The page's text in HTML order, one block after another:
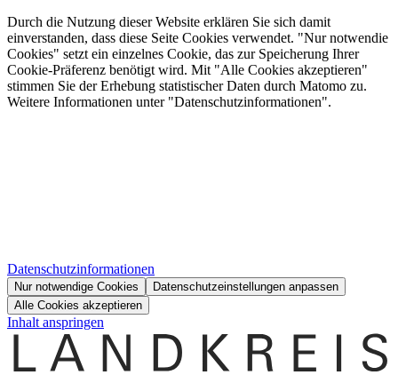
Durch die Nutzung dieser Website erklären Sie sich damit
einverstanden, dass diese Seite Cookies verwendet. "Nur notwendie
Cookies" setzt ein einzelnes Cookie, das zur Speicherung Ihrer
Cookie-Präferenz benötigt wird. Mit "Alle Cookies akzeptieren"
stimmen Sie der Erhebung statistischer Daten durch Matomo zu.
Weitere Informationen unter "Datenschutzinformationen".
Datenschutzinformationen
Nur notwendige Cookies
Datenschutzeinstellungen anpassen
Alle Cookies akzeptieren
Inhalt anspringen